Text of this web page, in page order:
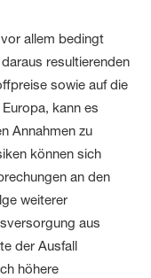
allem bedingt
resultierenden
sowie auf die
kann es
Annahmen zu
können sich
an den
weiterer
aus
der Ausfall
höhere